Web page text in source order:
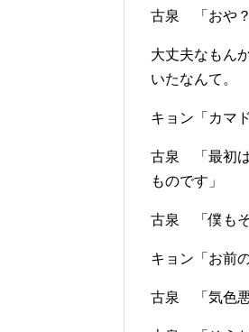
古泉 「おや？
大丈夫なもん
いたなんて。
キョン「カマ
古泉 「最初は
ものです」
古泉 「僕もそ
キョン「お前
古泉 「気色悪